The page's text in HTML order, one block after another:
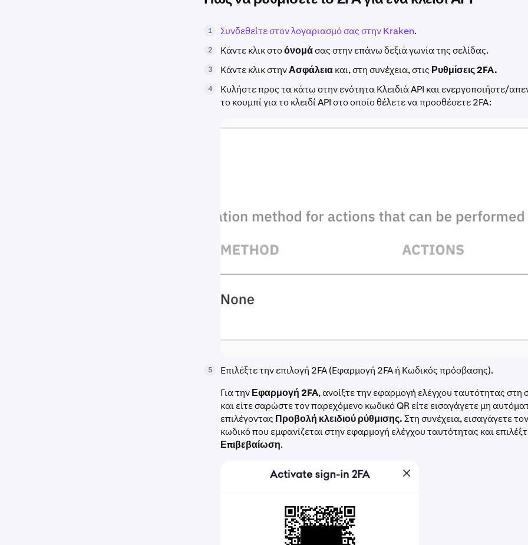
1 Συνδεθείτε στον λογαριασμό σας στην Kraken.
2 Κάντε κλικ στοόνομάσας στην επάνω δεξιά γωνία της σελίδας.
3 Κάντε κλικ στηνΑσφάλειακαι, στη συνέχεια, στις Ρυθμίσεις 2FA.
4
Κυλήστε προς τα κάτω στην ενότητα Κλειδιά API και ενεργοποιήστε/
το κουμπί για το κλειδί API στο οποίο θέλετε να προσθέσετε 2FA:
5
Επιλέξτε την επιλογή 2FA (Εφαρμογή 2FA ή Κωδικός πρόσβασης).
Για τηνΕφαρμογή 2FA, ανοίξτε την εφαρμογή ελέγχου ταυτότητας στη
και είτε σαρώστε τον παρεχόμενο κωδικό QR είτε εισαγάγετε μη
επιλέγοντας Προβολή κλειδιού ρύθμισης.Στη συνέχεια, εισαγάγετε
κωδικό που εμφανίζεται στην εφαρμογή ελέγχου ταυτότητας και
Επιβεβαίωση.